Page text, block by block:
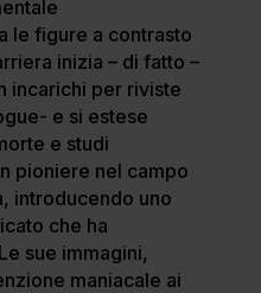
le figure a contrasto
inizia – di fatto –
incarichi per riviste
e si estese
e studi
pioniere nel campo
introducendo uno
che ha
sue immagini,
maniacale ai